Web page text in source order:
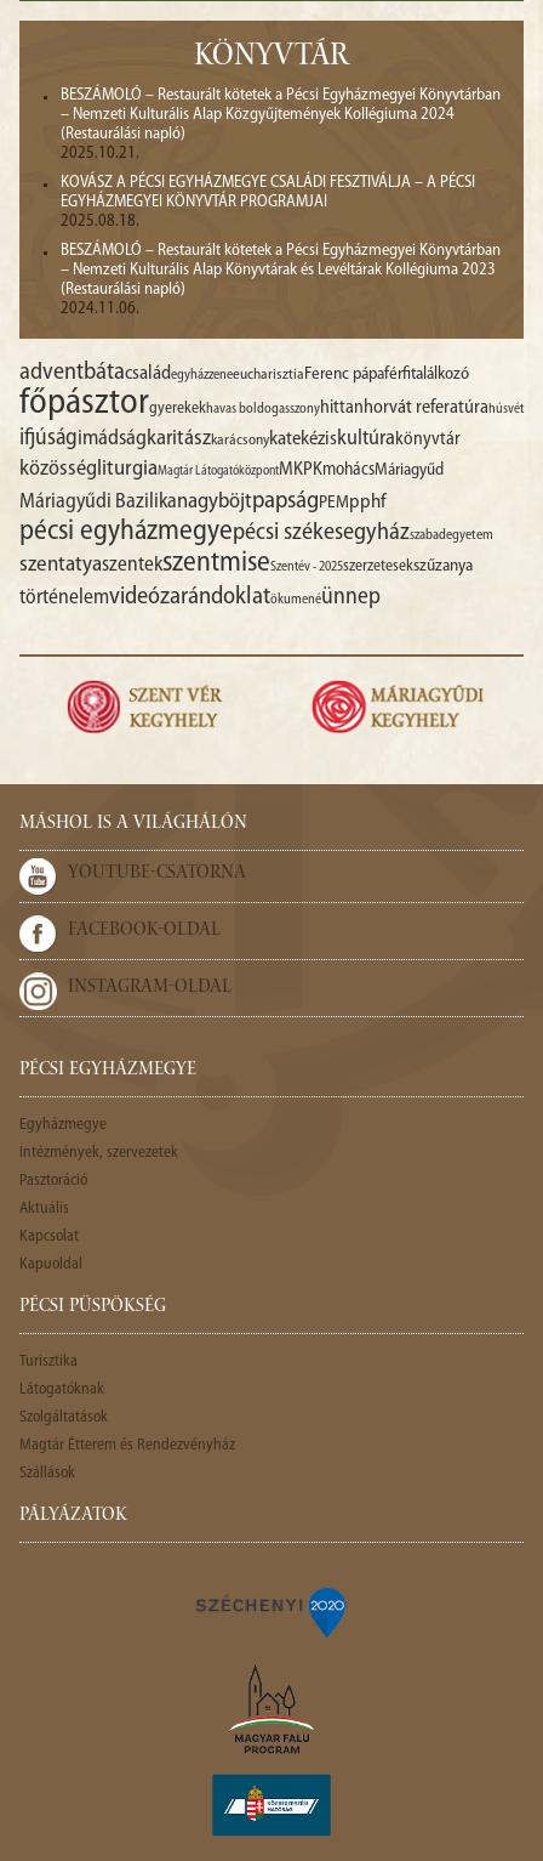
KÖNYVTÁR
BESZÁMOLÓ – Restaurált kötetek a Pécsi Egyházmegyei Könyvtárban
– Nemzeti Kulturális Alap Közgyűjtemények Kollégiuma 2024
(Restaurálási napló)
2025.10.21.
KOVÁSZ A PÉCSI EGYHÁZMEGYE CSALÁDI FESZTIVÁLJA – A PÉCSI
EGYHÁZMEGYEI KÖNYVTÁR PROGRAMJAI
2025.08.18.
BESZÁMOLÓ – Restaurált kötetek a Pécsi Egyházmegyei Könyvtárban
– Nemzeti Kulturális Alap Könyvtárak és Levéltárak Kollégiuma 2023
(Restaurálási napló)
2024.11.06.
adventbátacsaládegyházzeneeucharisztiaFerenc pápaférfitalálkozó
főpásztorgyerekekhavas boldogasszonyhittanhorvát referatúrahúsvét
ifjúságimádságkaritászkarácsonykatekéziskultúrakönyvtár
közösségliturgiaMagtár LátogatóközpontMKPKmohácsMáriagyűd
Máriagyűdi BazilikanagyböjtpapságPEMpphf
pécsi egyházmegyepécsi székesegyházszabadegyetem
szentatyaszentekszentmiseSzentév - 2025szerzetesekszűzanya
történelemvideózarándoklatökumenéünnep
MÁSHOL IS A VILÁGHÁLÓN
YOUTUBE-CSATORNA
FACEBOOK-OLDAL
INSTAGRAM-OLDAL
PÉCSI EGYHÁZMEGYE
Egyházmegye
Intézmények, szervezetek
Pasztoráció
Aktuális
Kapcsolat
Kapuoldal
PÉCSI PÜSPÖKSÉG
Turisztika
Látogatóknak
Szolgáltatások
Magtár Étterem és Rendezvényház
Szállások
PÁLYÁZATOK